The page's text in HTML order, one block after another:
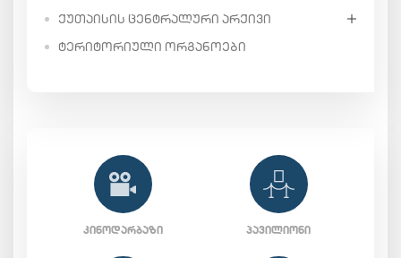
ᲥᲣᲗᲐᲘᲡᲘᲡ ᲪᲔᲜᲢᲠᲐᲚᲣᲠᲘ ᲐᲠᲥᲘᲕᲘ
ᲢᲔᲠᲘᲢᲝᲠᲘᲣᲚᲘ ᲝᲠᲒᲐᲜᲝᲔᲑᲘ
ᲙᲘᲜᲝᲓᲐᲠᲑᲐᲖᲘ ᲞᲐᲕᲘᲚᲘᲝᲜᲘ